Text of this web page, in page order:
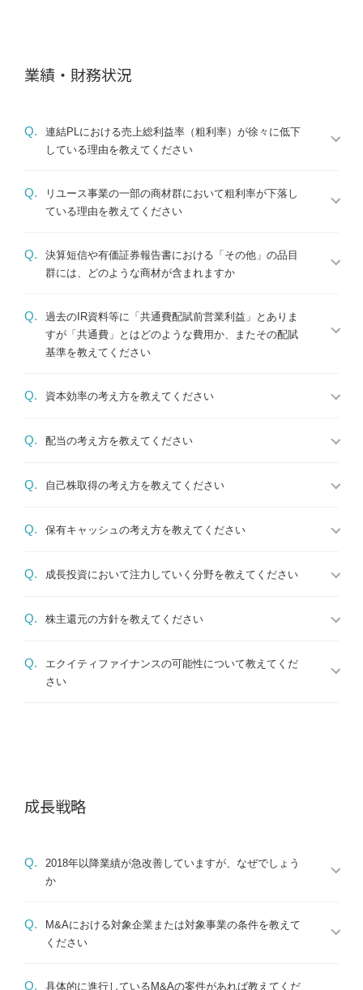
業績・財務状況
Q.
連結PLにおける売上総利益率（粗利率）が徐々に低下
している理由を教えてください
Q.
リユース事業の一部の商材群において粗利率が下落し
ている理由を教えてください
Q.
決算短信や有価証券報告書における「その他」の品目
群には、どのような商材が含まれますか
Q.
過去のIR資料等に「共通費配賦前営業利益」とありま
すが「共通費」とはどのような費用か、またその配賦
基準を教えてください
Q. 資本効率の考え方を教えてください
Q. 配当の考え方を教えてください
Q. 自己株取得の考え方を教えてください
Q. 保有キャッシュの考え方を教えてください
Q. 成長投資において注力していく分野を教えてください
Q. 株主還元の方針を教えてください
Q.
エクイティファイナンスの可能性について教えてくだ
さい
成長戦略
Q.
2018年以降業績が急改善していますが、なぜでしょう
か
Q.
M&Aにおける対象企業または対象事業の条件を教えて
ください
Q. 具体的に進行しているM&Aの案件があれば教えてくだ